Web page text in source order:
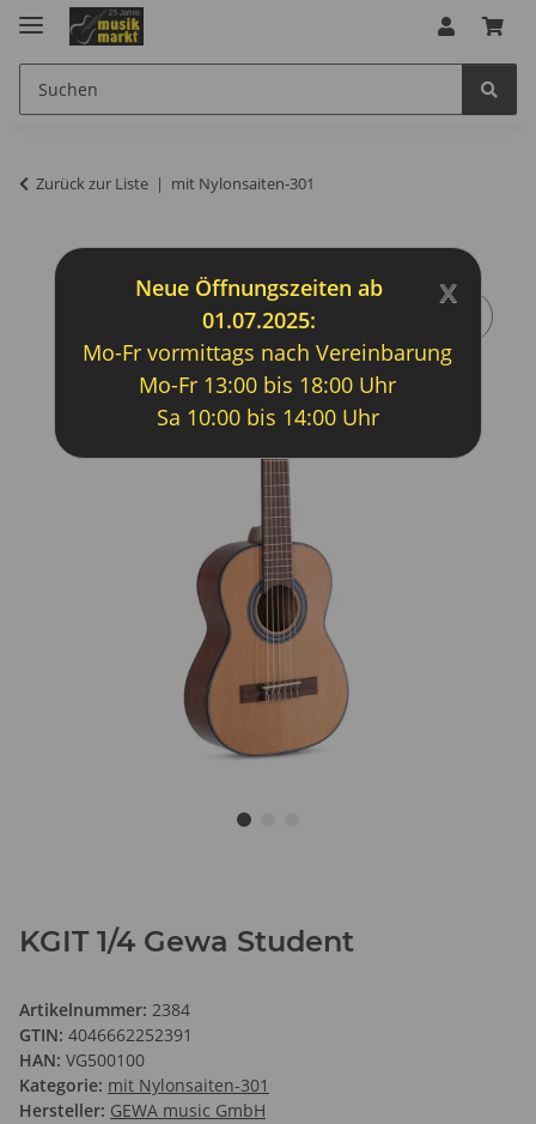
Zurück zur Liste mit Nylonsaiten-301
KGIT 1/4 Gewa Student
Artikelnummer: 2384
GTIN: 4046662252391
HAN: VG500100
Kategorie: mit Nylonsaiten-301
Hersteller: GEWA music GmbH
x
Neue Öffnungszeiten ab
01.07.2025:
Mo-Fr vormittags nach Vereinbarung
Mo-Fr 13:00 bis 18:00 Uhr
Sa 10:00 bis 14:00 Uhr